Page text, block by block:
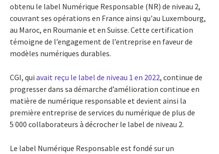
obtenu le label Numérique Responsable (NR) de niveau 2,
couvrant ses opérations en France ainsi qu'au Luxembourg,
au Maroc, en Roumanie et en Suisse. Cette certification
témoigne de l’engagement de l’entreprise en faveur de
modèles numériques durables.
CGI, qui avait reçu le label de niveau 1 en 2022, continue de
progresser dans sa démarche d’amélioration continue en
matière de numérique responsable et devient ainsi la
première entreprise de services du numérique de plus de
5 000 collaborateurs à décrocher le label de niveau 2.
Le label Numérique Responsable est fondé sur un